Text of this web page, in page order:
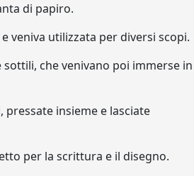
di papiro.
veniva utilizzata per diversi scopi.
che venivano poi immerse in
insieme e lasciate
per la scrittura e il disegno.